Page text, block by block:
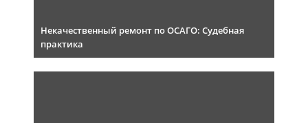
Некачественный ремонт по ОСАГО: Судебная
практика